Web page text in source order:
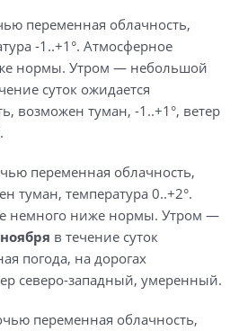
переменная облачность,
-1..+1°. Атмосферное
нормы. Утром — небольшой
суток ожидается
возможен туман, -1..+1°, ветер
переменная облачность,
туман, температура 0..+2°.
немного ниже нормы. Утром —
в течение суток
погода, на дорогах
северо-западный, умеренный.
переменная облачность,